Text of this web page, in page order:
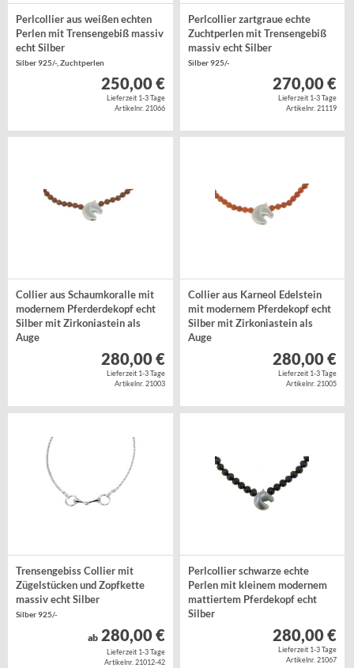
Perlcollier aus weißen echten
Perlen mit Trensengebiß massiv
echt Silber
Silber 925/-, Zuchtperlen
250,00 €
Lieferzeit 1-3 Tage
Artikelnr. 21066
Perlcollier zartgraue echte
Zuchtperlen mit Trensengebiß
massiv echt Silber
Silber 925/-
270,00 €
Lieferzeit 1-3 Tage
Artikelnr. 21119
Collier aus Schaumkoralle mit
modernem Pferderdekopf echt
Silber mit Zirkoniastein als
Auge
Silber 925/-, Zuchtperlen280,00 €
Lieferzeit 1-3 Tage
Artikelnr. 21003
Collier aus Karneol Edelstein
mit modernem Pferdekopf echt
Silber mit Zirkoniastein als
Auge
Silber 925/-, Zuchtperlen280,00 €
Lieferzeit 1-3 Tage
Artikelnr. 21005
Trensengebiss Collier mit
Zügelstücken und Zopfkette
massiv echt Silber
Silber 925/-
ab280,00 €
Lieferzeit 1-3 Tage
Artikelnr. 21012-42
Perlcollier schwarze echte
Perlen mit kleinem modernem
mattiertem Pferdekopf echt
Silber
Silber 925/-, Zuchtperlen280,00 €
Lieferzeit 1-3 Tage
Artikelnr. 21067